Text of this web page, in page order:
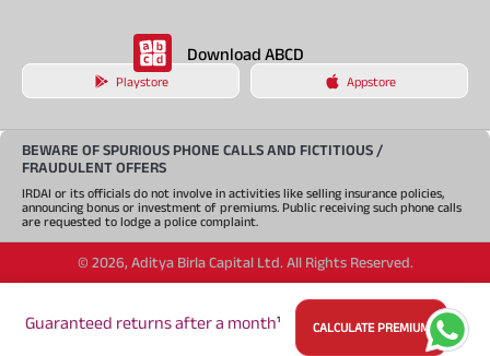
Guaranteed returns after a month¹ CALCULATE PREMIUM
Download ABCD
Playstore Appstore
BEWARE OF SPURIOUS PHONE CALLS AND FICTITIOUS /
FRAUDULENT OFFERS
IRDAI or its officials do not involve in activities like selling insurance policies,
announcing bonus or investment of premiums. Public receiving such phone calls
are requested to lodge a police complaint.
© 2026, Aditya Birla Capital Ltd. All Rights Reserved.